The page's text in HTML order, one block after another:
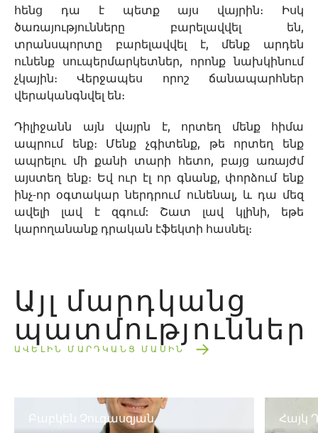
հենց դա է պետք այս վայրին։ Իսկ
ծառայությունները բարելավվել են,
տրանսպորտը բարելավվել է, մենք արդեն
ունենք սուպերմարկետներ, որոնք նախկինում
չկային։ Վերջապես որոշ ճանապարհներ
վերականգնվել են։
Դիլիջանն այն վայրն է, որտեղ մենք հիմա
ապրում ենք։ Մենք չգիտենք, թե որտեղ ենք
ապրելու մի քանի տարի հետո, բայց առայժմ
այստեղ ենք։ Եվ ուր էլ որ գնանք, փորձում ենք
ինչ-որ օգտակար ներդրում ունենալ, և դա մեզ
ավելի լավ է զգում: Շատ լավ կլինի, եթե
կարողանանք դրական էֆեկտի հասնել։
Այլ մարդկանց
պատմություններ
ԱՎԵԼԻՆ ՄԱՐԴԿԱՆՑ ՄԱՍԻՆ
Բաբկեն Չուգասզյան Հայկ